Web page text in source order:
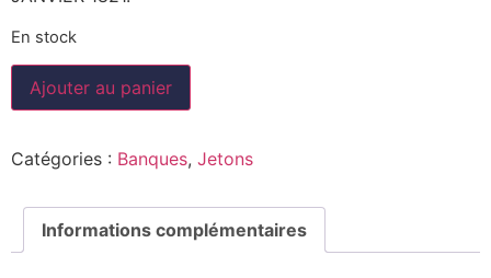
En stock
Ajouter au panier
Catégories : Banques, Jetons
Informations complémentaires